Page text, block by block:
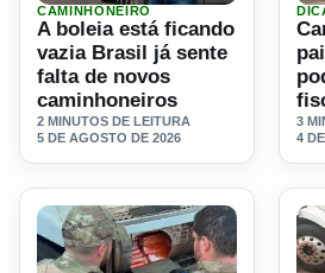
Ler materia: A boleia está
CAMINHONEIRO
A boleia está ficando
vazia Brasil já sente
falta de novos
caminhoneiros
2 MINUTOS DE LEITURA
5 DE AGOSTO DE 2026
3
4